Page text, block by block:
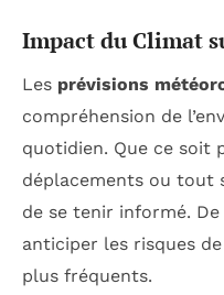
Impact du Climat
Les prévisions
compréhension de
quotidien. Que ce soit
déplacements ou tout
de se tenir informé.
anticiper les risques
plus fréquents.